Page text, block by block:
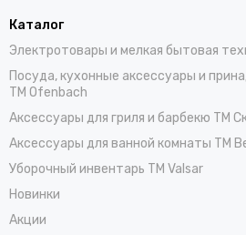
Каталог
Электротовары и мелкая бытовая
Посуда, кухонные аксессуары и
TM Ofenbach
Аксессуары для гриля и барбекю TM
Аксессуары для ванной комнаты TM
Уборочный инвентарь TM Valsar
Новинки
Акции